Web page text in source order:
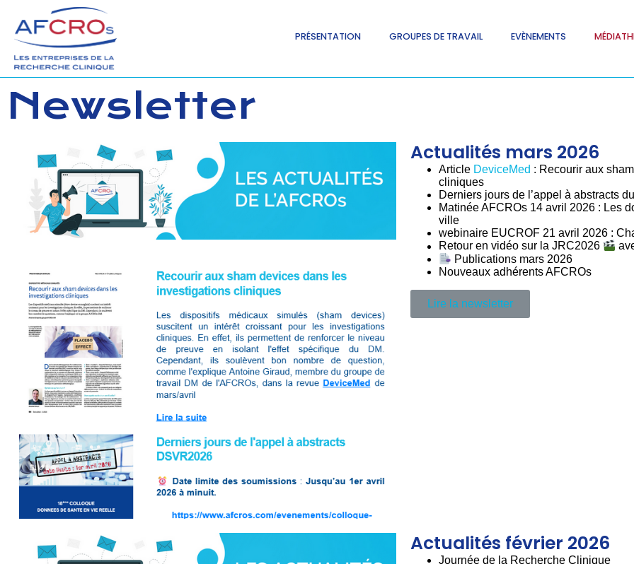
PRÉSENTATION GROUPES DE TRAVAIL EVÈNEMENTS
Newsletter
Actualités mars 2026
Article DeviceMed : Recourir aux
cliniques
Derniers jours de l’appel à abstracts
Matinée AFCROs 14 avril 2026 : Les
ville
webinaire EUCROF 21 avril 2026 :
Retour en vidéo sur la JRC2026
Publications mars 2026
Nouveaux adhérents AFCROs
Lire la newsletter
Actualités février 2026
Journée de la Recherche Clinique